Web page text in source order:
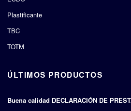
Plastificante
TBC
TOTM
ÚLTIMOS PRODUCTOS
Buena calidad DECLARACIÓN DE